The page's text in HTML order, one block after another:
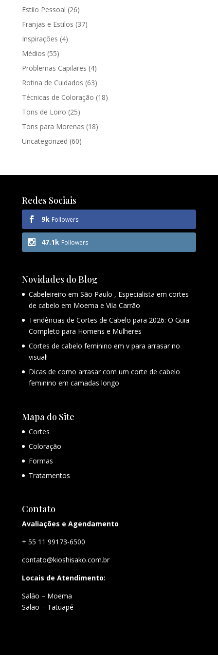
Estilo Pessoal (26)
Franjas e Estilos (37)
Inspirações (4)
Médios (55)
Problemas Capilares (4)
Rotina de Cuidados (63)
Técnicas de Coloração (18)
Tons de Loiro (25)
Tons para Morenas (18)
Uncategorized (60)
Redes Sociais
9k Followers
47.1k Followers
Novidades do Blog
Cabeleireiro em São Paulo , Especialista em cortes
de cabelo em Moema e Vila Carrão
Tendências de Cortes de Cabelo para 2026: O Guia
Completo para Homens e Mulheres
Cortes de cabelo feminino em v para arrasar no
visual!
Dicas de como arrasar com um corte de cabelo
feminino em camadas longo
Mapa do Site
Cortes
Coloração
Formas
Tratamentos
Contato
Avaliações e Agendamento
+ 55 11 99173-6500
contato@kioshisako.com.br
Locais de Atendimento:
Salão – Moema
Salão – Tatuapé